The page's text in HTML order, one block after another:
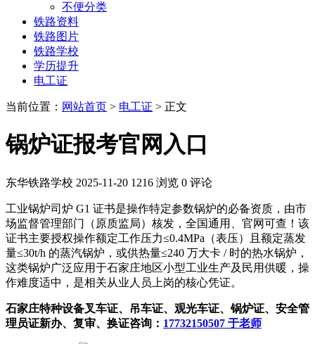
不便分类
铁路资料
铁路图片
铁路学校
学历提升
电工证
当前位置： 网站首页 > 电工证 > 正文
锅炉证报考官网入口
东华铁路学校 2025-11-20 1216 浏览 0 评论
工业锅炉司炉 G1 证书是操作特定参数锅炉的必备资质，由市
场监督管理部门（原质监局）核发，全国通用、官网可查！该
证书主要授权操作额定工作压力≤0.4MPa（表压）且额定蒸发
量≤30t/h 的蒸汽锅炉，或供热量≤240 万大卡 / 时的热水锅炉，
这类锅炉广泛应用于石家庄地区小型工业生产及民用供暖，操
作难度适中，是相关从业人员上岗的核心凭证。
石家庄特种设备叉车证、吊车证、观光车证、锅炉证、安全管
理员证新办、复审、换证咨询： 17732150507 于老师